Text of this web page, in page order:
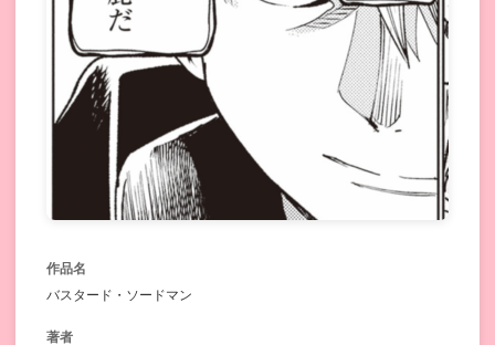
作品名
バスタード・ソードマン
著者